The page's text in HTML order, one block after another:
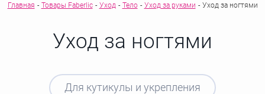
Главная - Товары Faberlic - Уход - Тело - Уход за руками - Уход за ногтями
Уход за ногтями
Для кутикулы и укрепления